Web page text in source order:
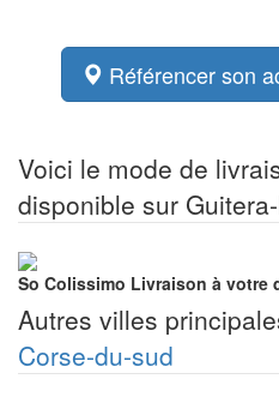
Référencer son
Voici le mode de
disponible sur
So Colissimo Livraison à votre
Autres villes
Corse-du-sud